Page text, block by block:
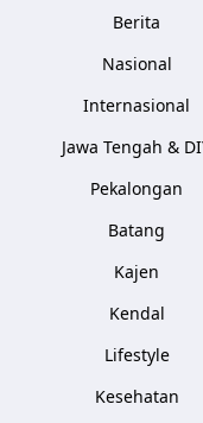
Berita
Nasional
Internasional
Jawa Tengah &
Pekalongan
Batang
Kajen
Kendal
Lifestyle
Kesehatan